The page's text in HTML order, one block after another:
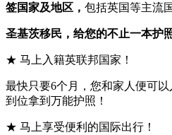
签国家及地区， 包括英国等主流
圣基茨移民，给您的不止一本护
★ 马上入籍英联邦国家！
最快只要6个月，您和家人便可
到位拿到万能护照！
★ 马上享受便利的国际出行！